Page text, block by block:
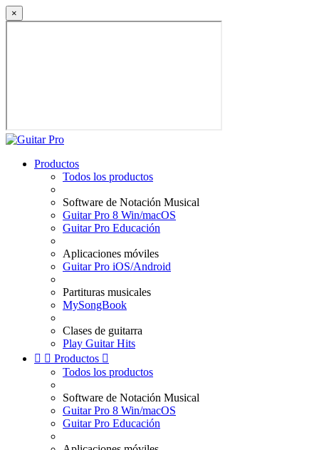
×
Productos
Todos los productos
Software de Notación Musical
Guitar Pro 8 Win/macOS
Guitar Pro Educación
Aplicaciones móviles
Guitar Pro iOS/Android
Partituras musicales
MySongBook
Clases de guitarra
Play Guitar Hits
  Productos 
Todos los productos
Software de Notación Musical
Guitar Pro 8 Win/macOS
Guitar Pro Educación